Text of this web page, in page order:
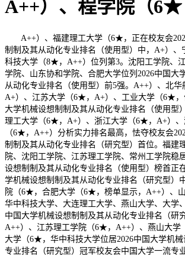
A++）、程学院（6★
A++）、福建理工大学（6★，正在校友会
制制及其从动化专业排名（使用型）中，A+）
科技大学（8★，A++）位列第3。沈阳工学院、
学院、山东协和学院、合肥大学位列2026中国大
从动化专业排名（使用型）前5强。A++）、北华
A+）、江苏大学（6★，A+）、工业大学（6★，
大学机械设想制制及其从动化专业排名（使用型
理工大学（6★，A+）、浙江大学（6★，A+）、
（6★，A++）分析实力排名最高，怯夺校友会
制制及其从动化专业排名（研究型）首位。福建
院、沈阳工学院、江苏理工学院、常州工学院稳
设想制制及其从动化专业排名（使用型）榜首正
学机械设想制制及其从动化专业排名（研究型）
院（6★，合肥大学（6★，榜单显示，A++）、
华中科技大学、大连理工大学、燕山大学、大学
中国大学机械设想制制及其从动化专业排名（研
A++）、江苏理工学院（6★，A++）、燕山大
大学（6★，华中科技大学位居2026中国大学机
专业排名（研究型）冠军校友会中国大学一流专